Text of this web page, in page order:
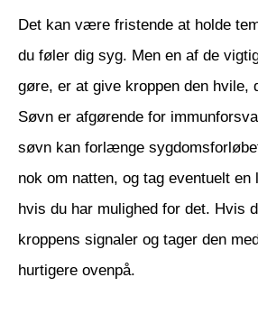
Det kan være fristende at holde
du føler dig syg. Men en af de
gøre, er at give kroppen den hvile,
Søvn er afgørende for
søvn kan forlænge
nok om natten, og tag eventuelt en
hvis du har mulighed for det. Hvis
kroppens signaler og tager den
hurtigere ovenpå.